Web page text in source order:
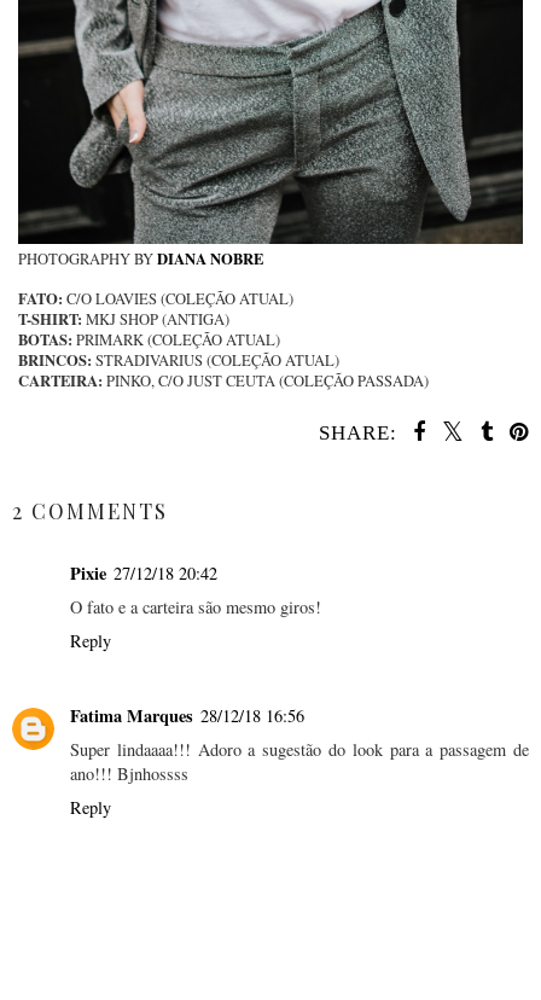
PHOTOGRAPHY BYDIANA NOBRE
FATO: C/O LOAVIES (COLEÇÃO ATUAL)
T-SHIRT: MKJ SHOP (ANTIGA)
BOTAS: PRIMARK (COLEÇÃO ATUAL)
BRINCOS: STRADIVARIUS (COLEÇÃO ATUAL)
CARTEIRA: PINKO, C/O JUST CEUTA (COLEÇÃO PASSADA)
SHARE:
2 COMMENTS
Pixie 27/12/18 20:42
O fato e a carteira são mesmo giros!
Reply
Fatima Marques 28/12/18 16:56
Super lindaaaa!!! Adoro a sugestão do look para a passagem de
ano!!! Bjnhossss
Reply